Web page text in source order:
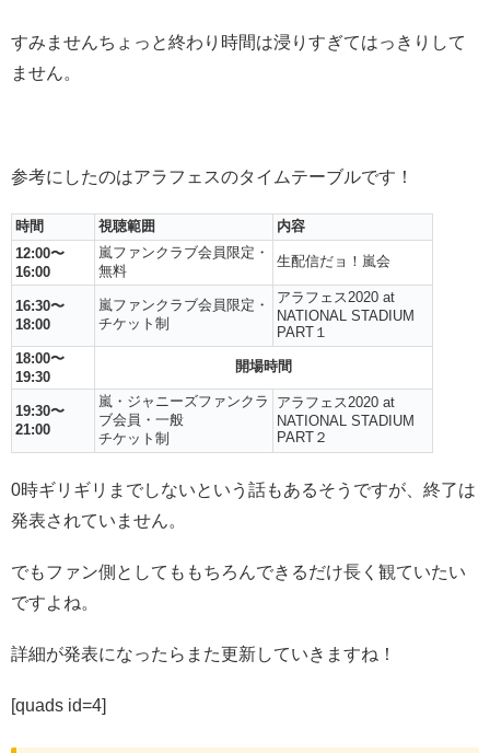
すみませんちょっと終わり時間は浸りすぎてはっきりして
ません。
参考にしたのはアラフェスのタイムテーブルです！
時間 視聴範囲
内容
12:00〜
16:00
嵐ファンクラブ会員限定・
無料
生配信だョ！嵐会
16:30〜
18:00
嵐ファンクラブ会員限定・
チケット制
アラフェス2020 at
NATIONAL STADIUM
PART１
18:00〜
19:30
開場時間
19:30〜
21:00
嵐・ジャニーズファンクラ
ブ会員・一般
チケット制
アラフェス2020 at
NATIONAL STADIUM
PART２
0時ギリギリまでしないという話もあるそうですが、終了は
発表されていません。
でもファン側としてももちろんできるだけ長く観ていたい
ですよね。
詳細が発表になったらまた更新していきますね！
[quads id=4]